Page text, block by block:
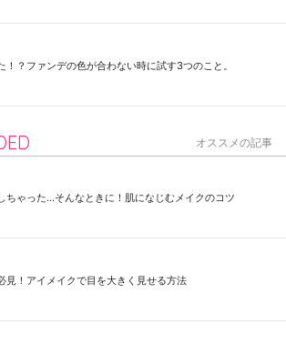
！？ファンデの色が合わない時に試す3つのこと。
オススメの記事
ちゃった...そんなときに！肌になじむメイクのコツ
見！アイメイクで目を大きく見せる方法